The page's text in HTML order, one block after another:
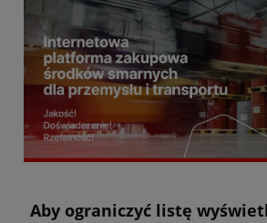
Aby ograniczyć listę